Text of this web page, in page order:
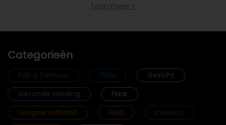
Toon meer >
Categorieën
Fab & Famouz Geld
Gezicht
Gezonde voeding
Haar
Hoogsensitiviteit
Huid
Interieur